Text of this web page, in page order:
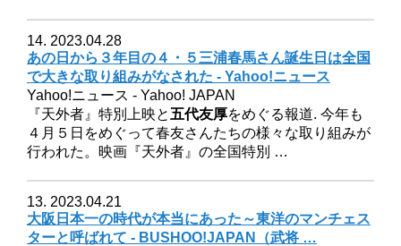
14. 2023.04.28
あの日から３年目の４・５三浦春馬さん誕生日は全国
で大きな取り組みがなされた - Yahoo!ニュース
Yahoo!ニュース - Yahoo! JAPAN
『天外者』特別上映と 五代友厚をめぐる報道. 今年も
４月５日をめぐって春友さんたちの様々な取り組みが
行われた。映画『天外者』の全国特別 …
13. 2023.04.21
大阪日本一の時代が本当にあった～東洋のマンチェス
ターと呼ばれて - BUSHOO!JAPAN（武将 …